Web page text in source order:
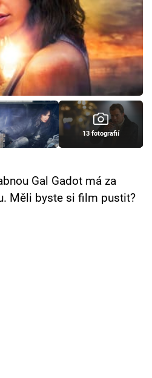
13 fotografií
Gal Gadot má za
Měli byste si film pustit?